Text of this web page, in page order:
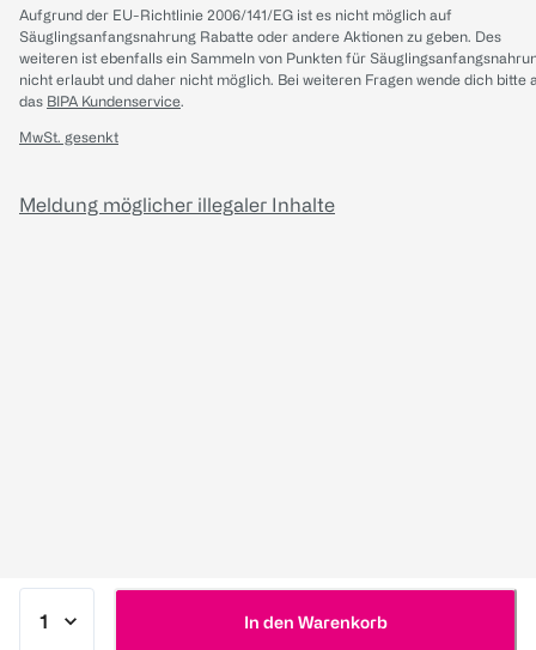
In den Warenkorb
Aufgrund der EU-Richtlinie 2006/141/EG ist es nicht möglich auf
Säuglingsanfangsnahrung Rabatte oder andere Aktionen zu geben. Des
weiteren ist ebenfalls ein Sammeln von Punkten für
nicht erlaubt und daher nicht möglich. Bei weiteren Fragen wende dich bitte
das BIPA Kundenservice.
MwSt. gesenkt
Meldung möglicher illegaler Inhalte